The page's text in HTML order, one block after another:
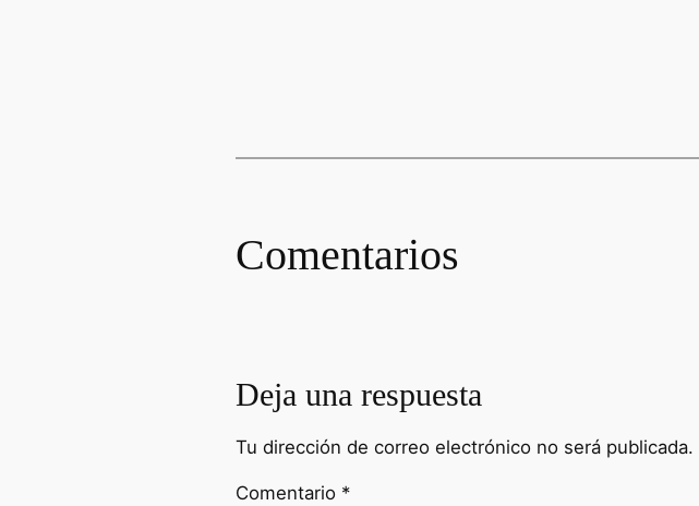
Comentarios
Deja una respuesta
Tu dirección de correo electrónico no será publicada.
Comentario *